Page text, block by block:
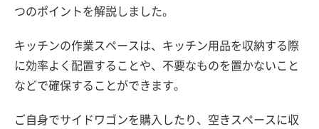
つのポイントを解説しました。
キッチンの作業スペースは、キッチン用品を収納する際
に効率よく配置することや、不要なものを置かないこと
などで確保することができます。
ご自身でサイドワゴンを購入したり、空きスペースに収